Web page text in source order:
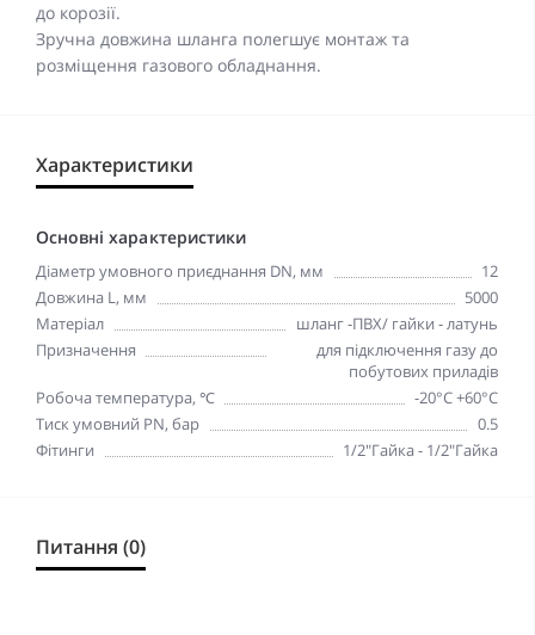
до корозії.
Зручна довжина шланга полегшує монтаж та
розміщення газового обладнання.
Характеристики
Основні характеристики
Діаметр умовного приєднання DN, мм
12
Довжина L, мм
5000
Матеріал
шланг -ПВХ/ гайки - латунь
Призначення
для підключення газу до
побутових приладів
Робоча температура, ℃
-20°С +60°С
Тиск умовний PN, бар
0.5
Фітинги
1/2"Гайка - 1/2"Гайка
Питання (0)